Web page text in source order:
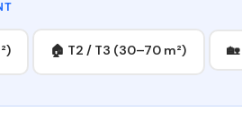
🏠 T2 / T3 (30–70 m²)